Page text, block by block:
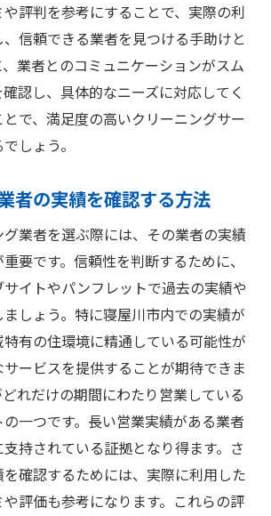
評判を参考にすることで、実際の利
信頼できる業者を見つける手助けと
業者とのコミュニケーションがスム
認し、具体的なニーズに対応してく
で、満足度の高いクリーニングサー
しょう。
者の実績を確認する方法
業者を選ぶ際には、その業者の実績
要です。信頼性を判断するために、
イトやパンフレットで過去の実績や
しょう。特に寝屋川市内での実績が
有の住環境に精通している可能性が
ービスを提供することが期待できま
れだけの期間にわたり営業している
一つです。長い営業実績がある業者
持されている証拠となり得ます。さ
確認するためには、実際に利用した
評価も参考になります。これらの評